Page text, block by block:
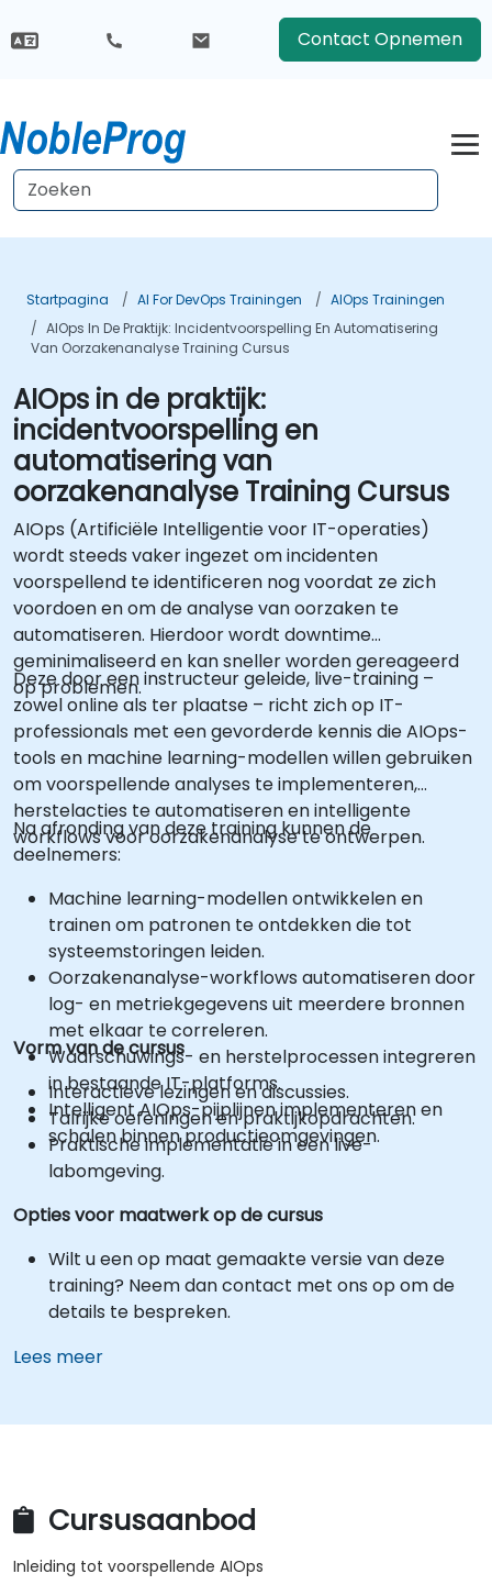
Contact Opnemen
Startpagina AI For DevOps Trainingen
AIOps Trainingen
AIOps In De Praktijk: Incidentvoorspelling En Automatisering
Van Oorzakenanalyse Training Cursus
AIOps in de praktijk:
incidentvoorspelling en
automatisering van
oorzakenanalyse Training Cursus
AIOps (Artificiële Intelligentie voor IT-operaties)
wordt steeds vaker ingezet om incidenten
voorspellend te identificeren nog voordat ze zich
voordoen en om de analyse van oorzaken te
automatiseren. Hierdoor wordt downtime
geminimaliseerd en kan sneller worden gereageerd
op problemen.
Deze door een instructeur geleide, live-training –
zowel online als ter plaatse – richt zich op IT-
professionals met een gevorderde kennis die AIOps-
tools en machine learning-modellen willen gebruiken
om voorspellende analyses te implementeren,
herstelacties te automatiseren en intelligente
workflows voor oorzakenanalyse te ontwerpen.
Na afronding van deze training kunnen de
deelnemers:
Machine learning-modellen ontwikkelen en
trainen om patronen te ontdekken die tot
systeemstoringen leiden.
Oorzakenanalyse-workflows automatiseren door
log- en metriekgegevens uit meerdere bronnen
met elkaar te correleren.
Waarschuwings- en herstelprocessen integreren
in bestaande IT-platforms.
Intelligent AIOps-pijplijnen implementeren en
schalen binnen productieomgevingen.
Vorm van de cursus
Interactieve lezingen en discussies.
Talrijke oefeningen en praktijkopdrachten.
Praktische implementatie in een live-
labomgeving.
Opties voor maatwerk op de cursus
Wilt u een op maat gemaakte versie van deze
training? Neem dan contact met ons op om de
details te bespreken.
Lees meer
Cursusaanbod
Inleiding tot voorspellende AIOps